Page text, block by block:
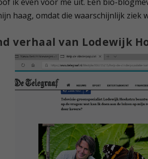
haag, omdat die waarschijnlijk ziek
verhaal van Lodewijk